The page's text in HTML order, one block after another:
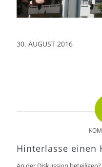
30. AUGUST 2016
Hinterlasse einen